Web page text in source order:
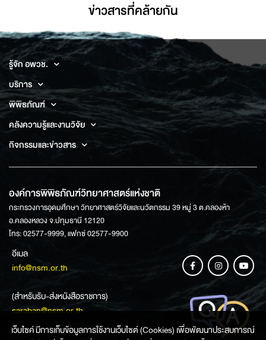
ข่าวสารที่่คล้ายกัน
รู้จัก อพวช.
บริการ
พิพิธภัณฑ์
คลังความรู้และงานวิจัย
กิจกรรมและข่าวสาร
องค์การพิพิธภัณฑ์วิทยาศาสตร์แห่งชาติ
กระทรวงการอุดมศึกษา วิทยาศาสตร์วิจัยและนวัตกรรม 39 หมู่ 3 ต.คลองห้า
อ.คลองหลวง จ.ปทุมธานี 12120
โทร: 02577-9999, แฟกซ์ 02577-9900
อีเมล
info@nsm.or.th
(สำหรับรับ-ส่งหนังสือราชการ)
saraban@nsm.or.th
เว็บไซค์ มีการเก็บข้อมูลการใช้งานเว็บไซต์ (Cookies) เพื่อพัฒนาประสบการณ์